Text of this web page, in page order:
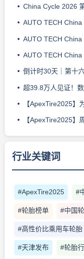
China Cycle 2026 第三十
AUTO TECH China 2026
AUTO TECH China 2026第十
AUTO TECH China
倒计时30天｜第十六届中
超39.8万人见证！数十款新车重磅
【ApexTire2025】为
【ApexTire2025】周照受聘
行业关键词
#ApexTire2025 #
#轮胎榜单 #中国
#高性价比乘用车轮胎
#天津发布 #轮胎